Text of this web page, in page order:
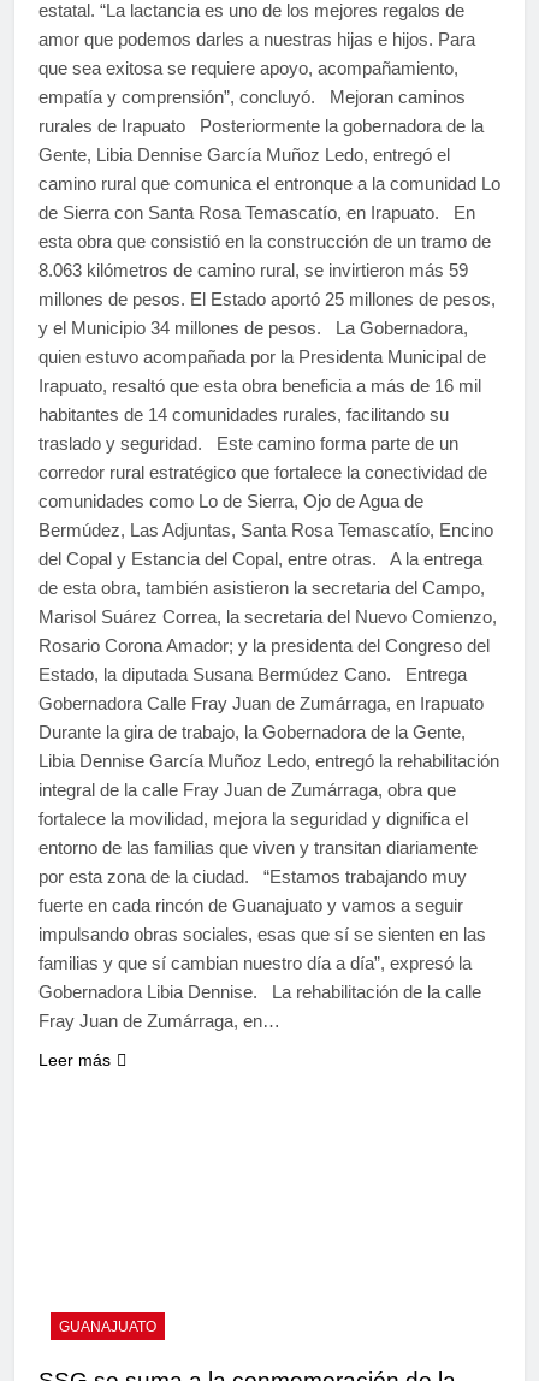
estatal. “La lactancia es uno de los mejores regalos de
amor que podemos darles a nuestras hijas e hijos. Para
que sea exitosa se requiere apoyo, acompañamiento,
empatía y comprensión”, concluyó. Mejoran caminos
rurales de Irapuato Posteriormente la gobernadora de la
Gente, Libia Dennise García Muñoz Ledo, entregó el
camino rural que comunica el entronque a la comunidad Lo
de Sierra con Santa Rosa Temascatío, en Irapuato. En
esta obra que consistió en la construcción de un tramo de
8.063 kilómetros de camino rural, se invirtieron más 59
millones de pesos. El Estado aportó 25 millones de pesos,
y el Municipio 34 millones de pesos. La Gobernadora,
quien estuvo acompañada por la Presidenta Municipal de
Irapuato, resaltó que esta obra beneficia a más de 16 mil
habitantes de 14 comunidades rurales, facilitando su
traslado y seguridad. Este camino forma parte de un
corredor rural estratégico que fortalece la conectividad de
comunidades como Lo de Sierra, Ojo de Agua de
Bermúdez, Las Adjuntas, Santa Rosa Temascatío, Encino
del Copal y Estancia del Copal, entre otras. A la entrega
de esta obra, también asistieron la secretaria del Campo,
Marisol Suárez Correa, la secretaria del Nuevo Comienzo,
Rosario Corona Amador; y la presidenta del Congreso del
Estado, la diputada Susana Bermúdez Cano. Entrega
Gobernadora Calle Fray Juan de Zumárraga, en Irapuato
Durante la gira de trabajo, la Gobernadora de la Gente,
Libia Dennise García Muñoz Ledo, entregó la rehabilitación
integral de la calle Fray Juan de Zumárraga, obra que
fortalece la movilidad, mejora la seguridad y dignifica el
entorno de las familias que viven y transitan diariamente
por esta zona de la ciudad. “Estamos trabajando muy
fuerte en cada rincón de Guanajuato y vamos a seguir
impulsando obras sociales, esas que sí se sienten en las
familias y que sí cambian nuestro día a día”, expresó la
Gobernadora Libia Dennise. La rehabilitación de la calle
Fray Juan de Zumárraga, en…
Leer más
GUANAJUATO